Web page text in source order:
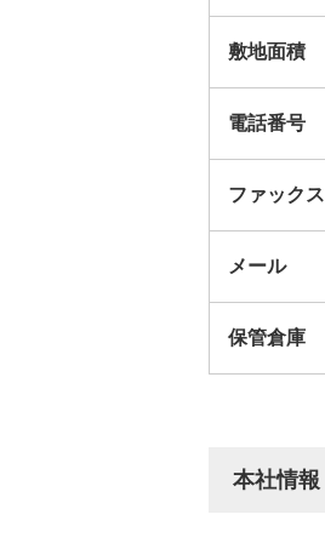
敷地面積
電話番号
ファックス
メール
保管倉庫
本社情報